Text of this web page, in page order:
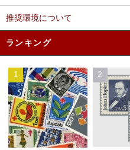
推奨環境について
ランキング
1 2